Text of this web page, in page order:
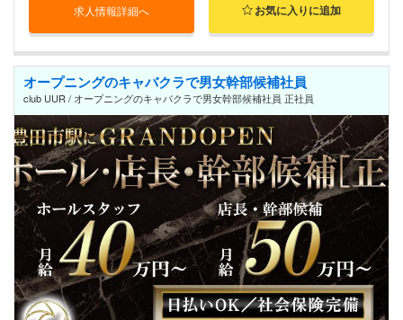
求人情報詳細へ お気に入りに追加
オープニングのキャバクラで男女幹部候補社員
club UUR / オープニングのキャバクラで男女幹部候補社員 正社員